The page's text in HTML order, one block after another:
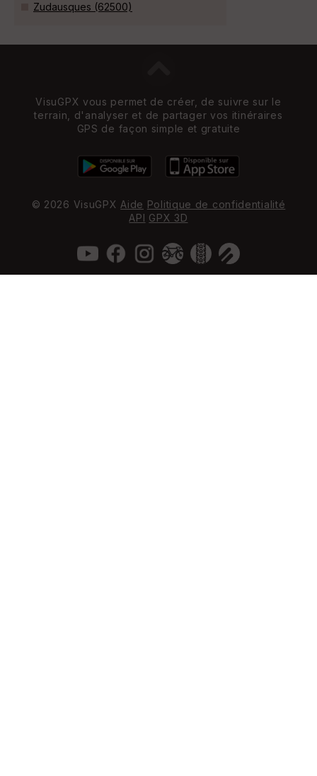
Zudausques (62500)
VisuGPX vous permet de créer, de suivre sur le
terrain, d'analyser et de partager vos itinéraires
GPS de façon simple et gratuite
© 2026 VisuGPX Aide Politique de confidentialité
API GPX 3D